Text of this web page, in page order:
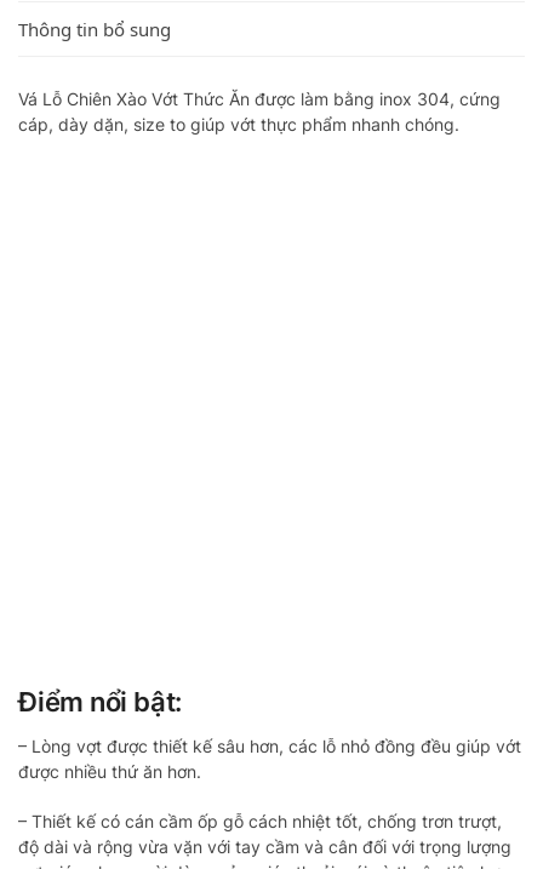
Thông tin bổ sung
Vá Lỗ Chiên Xào Vớt Thức Ăn được làm bằng inox 304, cứng
cáp, dày dặn, size to giúp vớt thực phẩm nhanh chóng.
Điểm nổi bật:
– Lòng vợt được thiết kế sâu hơn, các lỗ nhỏ đồng đều giúp vớt
được nhiều thứ ăn hơn.
– Thiết kế có cán cầm ốp gỗ cách nhiệt tốt, chống trơn trượt,
độ dài và rộng vừa vặn với tay cầm và cân đối với trọng lượng